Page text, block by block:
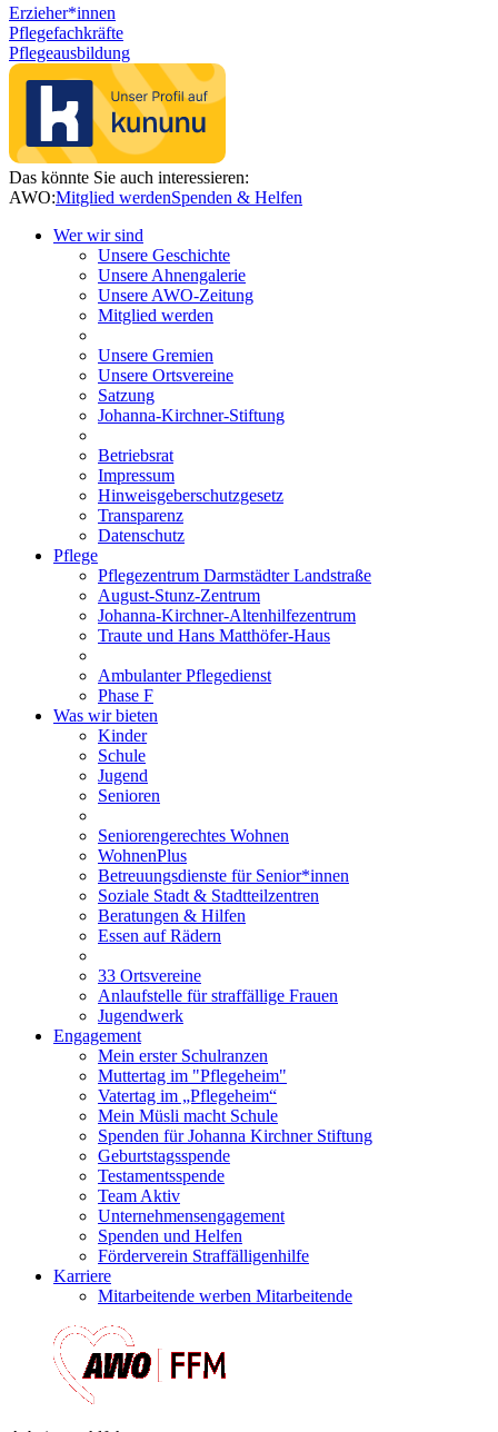
Erzieher*innen
Pflegefachkräfte
Pflegeausbildung
Das könnte Sie auch interessieren:
AWO:Mitglied werdenSpenden & Helfen
Wer wir sind
Unsere Geschichte
Unsere Ahnengalerie
Unsere AWO-Zeitung
Mitglied werden
Unsere Gremien
Unsere Ortsvereine
Satzung
Johanna-Kirchner-Stiftung
Betriebsrat
Impressum
Hinweisgeberschutzgesetz
Transparenz
Datenschutz
Pflege
Pflegezentrum Darmstädter Landstraße
August-Stunz-Zentrum
Johanna-Kirchner-Altenhilfezentrum
Traute und Hans Matthöfer-Haus
Ambulanter Pflegedienst
Phase F
Was wir bieten
Kinder
Schule
Jugend
Senioren
Seniorengerechtes Wohnen
WohnenPlus
Betreuungsdienste für Senior*innen
Soziale Stadt & Stadtteilzentren
Beratungen & Hilfen
Essen auf Rädern
33 Ortsvereine
Anlaufstelle für straffällige Frauen
Jugendwerk
Engagement
Mein erster Schulranzen
Muttertag im "Pflegeheim"
Vatertag im „Pflegeheim“
Mein Müsli macht Schule
Spenden für Johanna Kirchner Stiftung
Geburtstagsspende
Testamentsspende
Team Aktiv
Unternehmensengagement
Spenden und Helfen
Förderverein Straffälligenhilfe
Karriere
Mitarbeitende werben Mitarbeitende